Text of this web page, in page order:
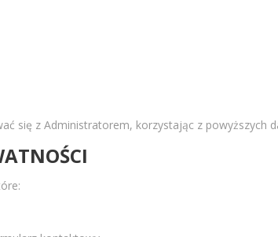
się z Administratorem, korzystając z powyższych